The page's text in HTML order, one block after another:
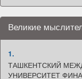
Великие
1.
ТАШКЕНТСКИЙ
УНИВЕРСИТЕТ